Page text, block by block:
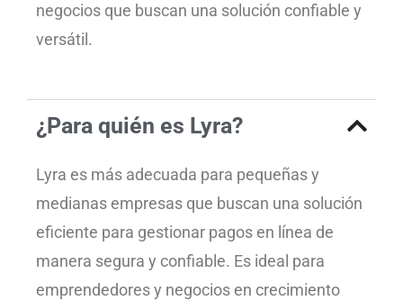
negocios que buscan una solución confiable y
versátil.
¿Para quién es Lyra?
​Lyra es más adecuada para pequeñas y
medianas empresas que buscan una solución
eficiente para gestionar pagos en línea de
manera segura y confiable. Es ideal para
emprendedores y negocios en crecimiento